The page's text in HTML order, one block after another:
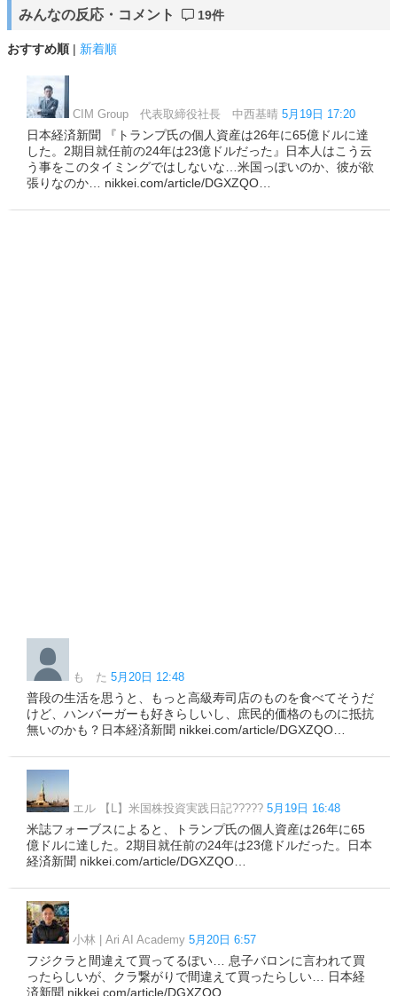
みんなの反応・コメント 19件
おすすめ順 | 新着順
CIM Group 代表取締役社長 中西基晴 5月19日 17:20
日本経済新聞 『トランプ氏の個人資産は26年に65億ドルに達
した。2期目就任前の24年は23億ドルだった』日本人はこう云
う事をこのタイミングではしないな…米国っぽいのか、彼が欲
張りなのか… nikkei.com/article/DGXZQO…
も た 5月20日 12:48
普段の生活を思うと、もっと高級寿司店のものを食べてそうだ
けど、ハンバーガーも好きらしいし、庶民的価格のものに抵抗
無いのかも？日本経済新聞 nikkei.com/article/DGXZQO…
エル 【L】米国株投資実践日記????? 5月19日 16:48
米誌フォーブスによると、トランプ氏の個人資産は26年に65
億ドルに達した。2期目就任前の24年は23億ドルだった。日本
経済新聞 nikkei.com/article/DGXZQO…
小林 | Ari AI Academy 5月20日 6:57
フジクラと間違えて買ってるぽい… 息子バロンに言われて買
ったらしいが、クラ繋がりで間違えて買ったらしい… 日本経
済新聞 nikkei.com/article/DGXZQO…